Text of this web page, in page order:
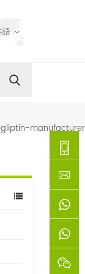
語
manufacturer
5853819